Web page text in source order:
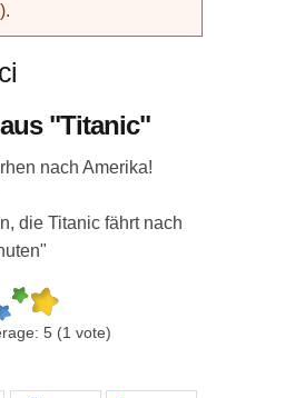
).
"Titanic"
nach Amerika!
die Titanic fährt nach
5 (1 vote)